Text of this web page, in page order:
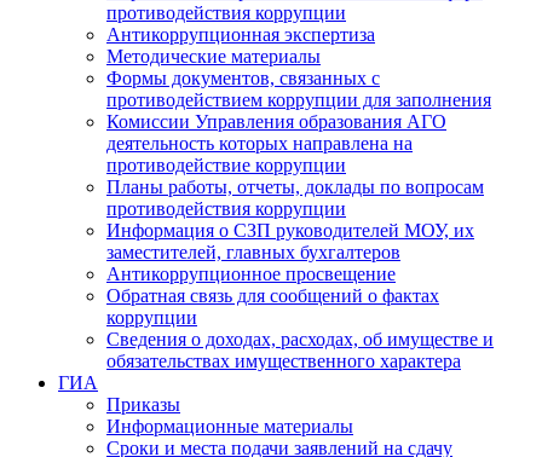
противодействия коррупции
Антикоррупционная экспертиза
Методические материалы
Формы документов, связанных с
противодействием коррупции для заполнения
Комиссии Управления образования АГО
деятельность которых направлена на
противодействие коррупции
Планы работы, отчеты, доклады по вопросам
противодействия коррупции
Информация о СЗП руководителей МОУ, их
заместителей, главных бухгалтеров
Антикоррупционное просвещение
Обратная связь для сообщений о фактах
коррупции
Сведения о доходах, расходах, об имуществе и
обязательствах имущественного характера
ГИА
Приказы
Информационные материалы
Сроки и места подачи заявлений на сдачу